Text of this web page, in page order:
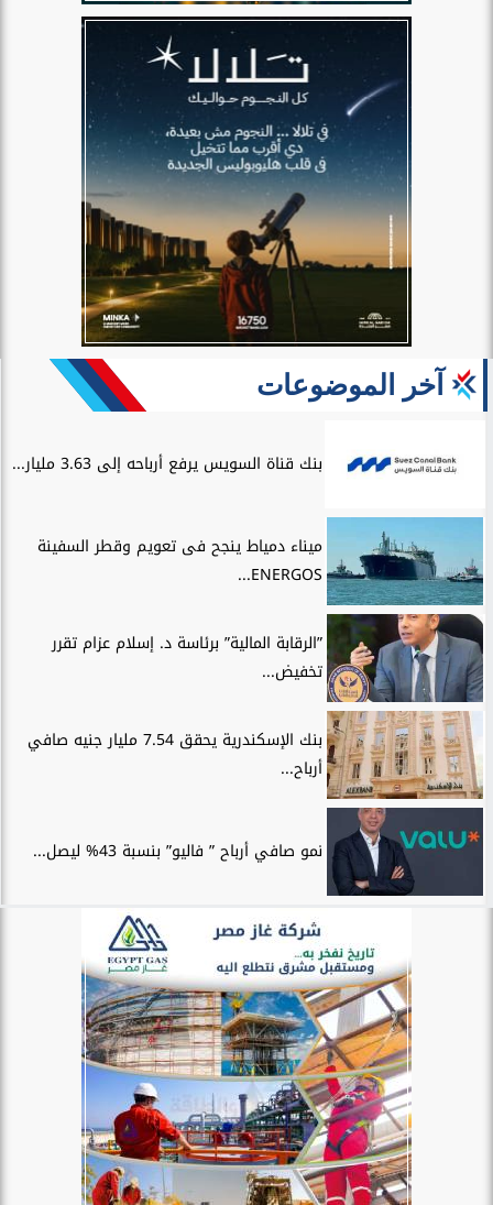
آخر الموضوعات
بنك قناة السويس يرفع أرباحه إلى 3.63 مليار...
​ميناء دمياط ينجح فى تعويم وقطر السفينة
ENERGOS...
”الرقابة المالية” برئاسة د. إسلام عزام تقرر
تخفيض...
بنك الإسكندرية يحقق 7.54 مليار جنيه صافي
أرباح...
نمو صافي أرباح ” فاليو” بنسبة 43% ليصل...